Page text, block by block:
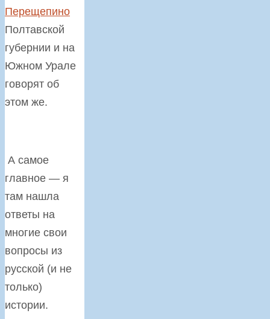
Перещепино
Полтавской
губернии и на
Южном Урале
говорят об
этом же.
А самое
главное — я
там нашла
ответы на
многие свои
вопросы из
русской (и не
только)
истории.